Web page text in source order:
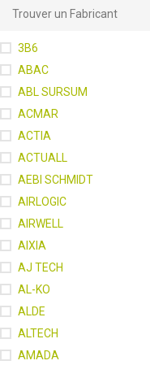
3B6
ABAC
ABL SURSUM
ACMAR
ACTIA
ACTUALL
AEBI SCHMIDT
AIRLOGIC
AIRWELL
AIXIA
AJ TECH
AL-KO
ALDE
ALTECH
AMADA